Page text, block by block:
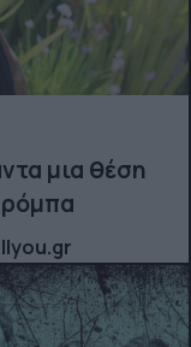
μια θέση